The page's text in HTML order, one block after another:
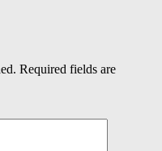
Required fields are